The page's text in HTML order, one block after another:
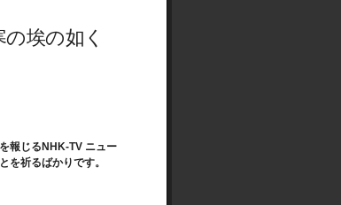
埃の如く
報じるNHK-TV ニュー
を祈るばかりです。